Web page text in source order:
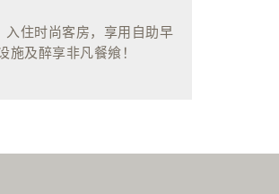
住时尚客房，享用自助早
及醉享非凡餐飨！